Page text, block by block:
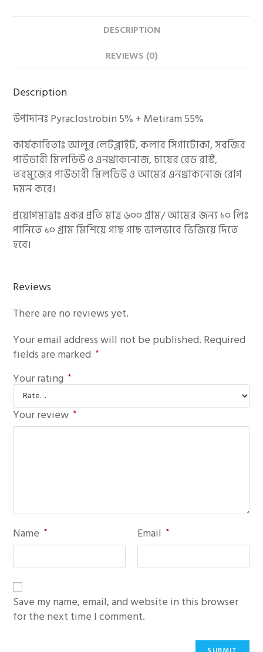
DESCRIPTION
REVIEWS (0)
Description
উপাদানঃ Pyraclostrobin 5% + Metiram 55%
কার্যকারিতাঃ আলুর লেটব্লাইট, কলার সিগাটোকা, সবজির
পাউডারী মিলডিউ ও এনথ্রাকনোজ, চায়ের রেড রাস্ট,
তরমুজের পাউডারী মিলডিউ ও আমের এনথ্রাকনোজ রোগ
দমন করে।
প্রয়োগমাত্রাঃ একর প্রতি মাত্র ৬০০ গ্রাম/ আমের জন্য ১০ লিঃ
পানিতে ১০ গ্রাম মিশিয়ে গাছ গাছ ভালভাবে ভিজিয়ে দিতে
হবে।
Reviews
There are no reviews yet.
Your email address will not be published. Required
fields are marked *
Your rating *
Your review *
Name * Email *
Save my name, email, and website in this browser
for the next time I comment.